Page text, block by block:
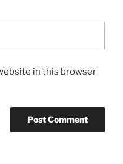
in this browser